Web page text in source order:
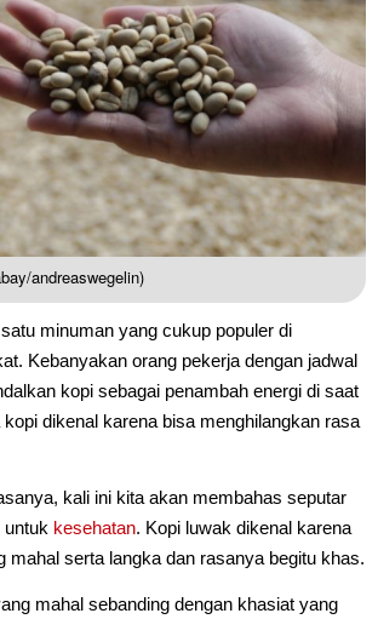
andreaswegelin)
minuman yang cukup populer di
Kebanyakan orang pekerja dengan jadwal
kopi sebagai penambah energi di saat
dikenal karena bisa menghilangkan rasa
kali ini kita akan membahas seputar
untuk kesehatan. Kopi luwak dikenal karena
mahal serta langka dan rasanya begitu khas.
mahal sebanding dengan khasiat yang